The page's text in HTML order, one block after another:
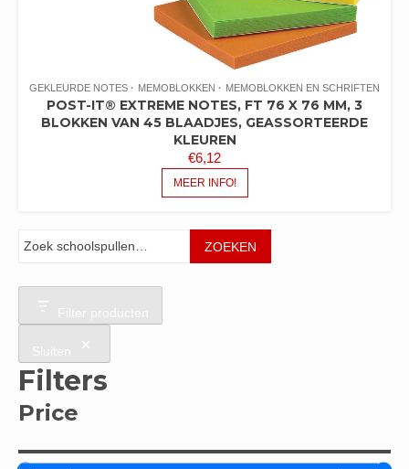
GEKLEURDE NOTES MEMOBLOKKEN MEMOBLOKKEN EN SCHRIFTEN
POST-IT® EXTREME NOTES, FT 76 X 76 MM, 3
BLOKKEN VAN 45 BLAADJES, GEASSORTEERDE
KLEUREN
€6,12
MEER INFO!
Zoeken
ZOEKEN
Filter producten
Sluiten
Filters
Price